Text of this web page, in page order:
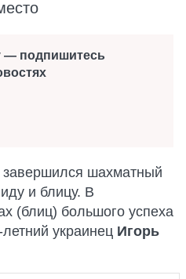
— подпишитесь
шахматный
и блицу. В
(блиц) большого успеха
украинец Игорь